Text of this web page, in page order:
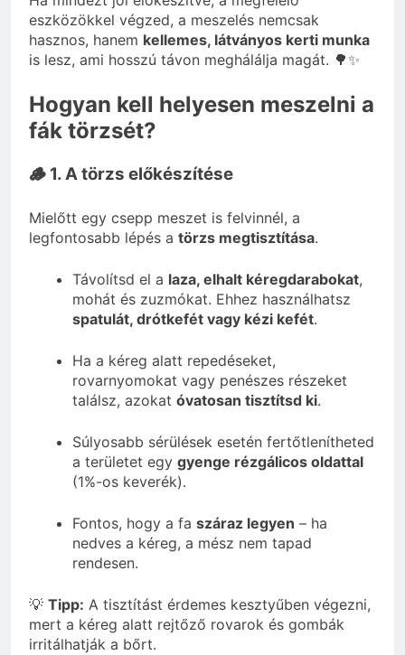
eszközökkel végzed, a meszelés nemcsak
hasznos, hanem kellemes, látványos kerti munka
is lesz, ami hosszú távon meghálálja magát. 🌳✨
Hogyan kell helyesen meszelni a
fák törzsét?
🪵 1. A törzs előkészítése
Mielőtt egy csepp meszet is felvinnél, a
legfontosabb lépés a törzs megtisztítása.
Távolítsd el a laza, elhalt kéregdarabokat,
mohát és zuzmókat. Ehhez használhatsz
spatulát, drótkefét vagy kézi kefét.
Ha a kéreg alatt repedéseket,
rovarnyomokat vagy penészes részeket
találsz, azokat óvatosan tisztítsd ki.
Súlyosabb sérülések esetén fertőtlenítheted
a területet egy gyenge rézgálicos oldattal
(1%-os keverék).
Fontos, hogy a fa száraz legyen – ha
nedves a kéreg, a mész nem tapad
rendesen.
💡 Tipp: A tisztítást érdemes kesztyűben végezni,
mert a kéreg alatt rejtőző rovarok és gombák
irritálhatják a bőrt.